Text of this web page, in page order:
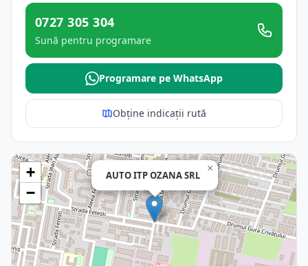
0727 305 304
Sună pentru programare
Programare pe WhatsApp
Obține indicații rută
AUTO ITP OZANA SRL
×
+
−